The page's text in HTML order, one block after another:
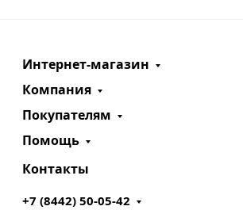
Интернет-магазин
Компания
Покупателям
Помощь
Контакты
+7 (8442) 50-05-42